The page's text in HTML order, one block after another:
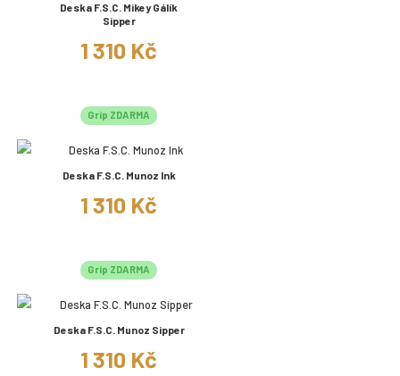
Deska F.S.C. Mikey Gálík
Sipper
1 310 Kč
Grip ZDARMA
Deska F.S.C. Munoz Ink
1 310 Kč
Grip ZDARMA
Deska F.S.C. Munoz Sipper
1 310 Kč